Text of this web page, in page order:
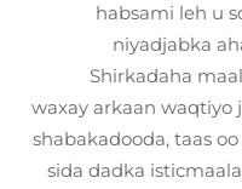
habsami leh u
niyadjabka
Shirkadaha
waxay arkaan waqtiyo
shabakadooda, taas
sida dadka